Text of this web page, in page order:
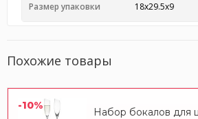
Размер упаковки 18x29.5x9
Похожие товары
-10%
Набор бокалов для